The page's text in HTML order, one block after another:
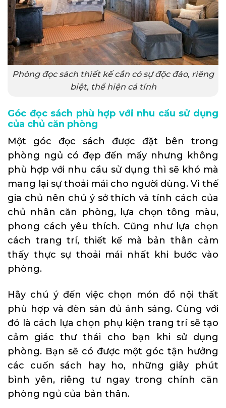
Phòng đọc sách thiết kế cần có sự độc đáo, riêng
biệt, thể hiện cá tính
Góc đọc sách phù hợp với nhu cầu sử dụng
của chủ căn phòng
Một góc đọc sách được đặt bên trong
phòng ngủ có đẹp đến mấy nhưng không
phù hợp với nhu cầu sử dụng thì sẽ khó mà
mang lại sự thoải mái cho người dùng. Vì thế
gia chủ nên chú ý sở thích và tính cách của
chủ nhân căn phòng, lựa chọn tông màu,
phong cách yêu thích. Cũng như lựa chọn
cách trang trí, thiết kế mà bản thân cảm
thấy thực sự thoải mái nhất khi bước vào
phòng.
Hãy chú ý đến việc chọn món đồ nội thất
phù hợp và đèn sàn đủ ánh sáng. Cùng với
đó là cách lựa chọn phụ kiện trang trí sẽ tạo
cảm giác thư thái cho bạn khi sử dụng
phòng. Bạn sẽ có được một góc tận hưởng
các cuốn sách hay ho, những giây phút
bình yên, riêng tư ngay trong chính căn
phòng ngủ của bản thân.